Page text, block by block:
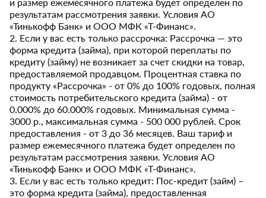
результатам рассмотрения заявки. Условия АО
«Тинькофф Банк» и ООО МФК «Т-Финанс».
2. Если у вас есть только рассрочка: Рассрочка — это
форма кредита (займа), при которой переплаты по
кредиту (займу) не возникает за счет скидки на товар,
предоставляемой продавцом. Процентная ставка по
продукту «Рассрочка» - от 0% до 100% годовых, полная
стоимость потребительского кредита (займа) - от
0.000% до 60.000% годовых. Минимальная сумма -
3000 р., максимальная сумма - 500 000 рублей. Срок
предоставления - от 3 до 36 месяцев. Ваш тариф и
размер ежемесячного платежа будет определен по
результатам рассмотрения заявки. Условия АО
«Тинькофф Банк» и ООО МФК «Т-Финанс».
3. Если у вас есть только кредит: Пос-кредит (займ) –
это форма кредита (займа), предоставленная